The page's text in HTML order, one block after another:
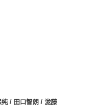
/ 田口智朗 / 泷藤